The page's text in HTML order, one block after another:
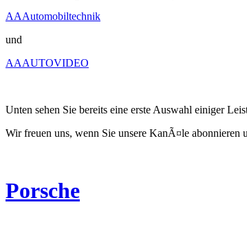
AAAutomobiltechnik
und
AAAUTOVIDEO
Unten sehen Sie bereits eine erste Auswahl einiger
Wir freuen uns, wenn Sie unsere KanÃ¤le
Porsche